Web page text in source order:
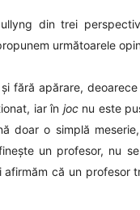
din trei
următoarele
fără apărare,
iar în jocnu este
doar o simplă
un profesor, nu
afirmăm că un profesor